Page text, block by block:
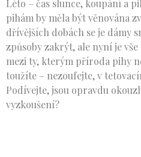
Léto – čas slunce, koupání a
pihám by měla být věnována
dřívějších dobách se je dámy
způsoby zakrýt, ale nyní je
mezi ty, kterým příroda pihy
toužíte – nezoufejte, v
Podívejte, jsou opravdu
vyzkoušení?